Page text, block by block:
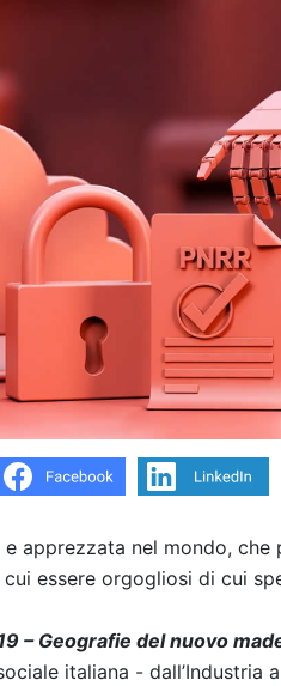
apprezzata nel mondo,
essere orgogliosi di cui
– Geografie del nuovo
italiana - dall’Industria